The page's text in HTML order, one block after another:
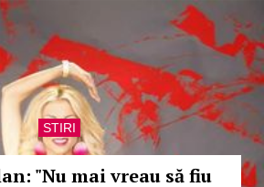
STIRI
"Nu mai vreau să fiu